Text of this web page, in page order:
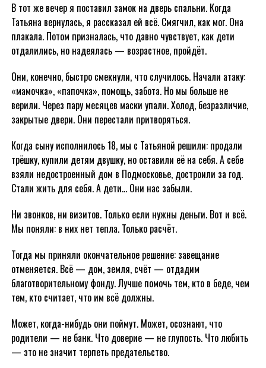
В тот же вечер я поставил замок на дверь спальни. Когда
Татьяна вернулась, я рассказал ей всё. Смягчил, как мог. Она
плакала. Потом призналась, что давно чувствует, как дети
отдалились, но надеялась — возрастное, пройдёт.
Они, конечно, быстро смекнули, что случилось. Начали атаку:
«мамочка», «папочка», помощь, забота. Но мы больше не
верили. Через пару месяцев маски упали. Холод, безразличие,
закрытые двери. Они перестали притворяться.
Когда сыну исполнилось 18, мы с Татьяной решили: продали
трёшку, купили детям двушку, но оставили её на себя. А себе
взяли недостроенный дом в Подмосковье, достроили за год.
Стали жить для себя. А дети… Они нас забыли.
Ни звонков, ни визитов. Только если нужны деньги. Вот и всё.
Мы поняли: в них нет тепла. Только расчёт.
Тогда мы приняли окончательное решение: завещание
отменяется. Всё — дом, земля, счёт — отдадим
благотворительному фонду. Лучше помочь тем, кто в беде, чем
тем, кто считает, что им всё должны.
Может, когда-нибудь они поймут. Может, осознают, что
родители — не банк. Что доверие — не глупость. Что любить
— это не значит терпеть предательство.